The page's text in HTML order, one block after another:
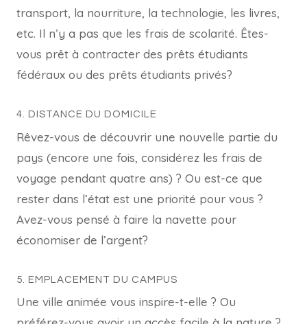
transport, la nourriture, la technologie, les livres,
etc. Il n’y a pas que les frais de scolarité. Êtes-
vous prêt à contracter des prêts étudiants
fédéraux ou des prêts étudiants privés?
4. DISTANCE DU DOMICILE
Rêvez-vous de découvrir une nouvelle partie du
pays (encore une fois, considérez les frais de
voyage pendant quatre ans) ? Ou est-ce que
rester dans l’état est une priorité pour vous ?
Avez-vous pensé à faire la navette pour
économiser de l’argent?
5. EMPLACEMENT DU CAMPUS
Une ville animée vous inspire-t-elle ? Ou